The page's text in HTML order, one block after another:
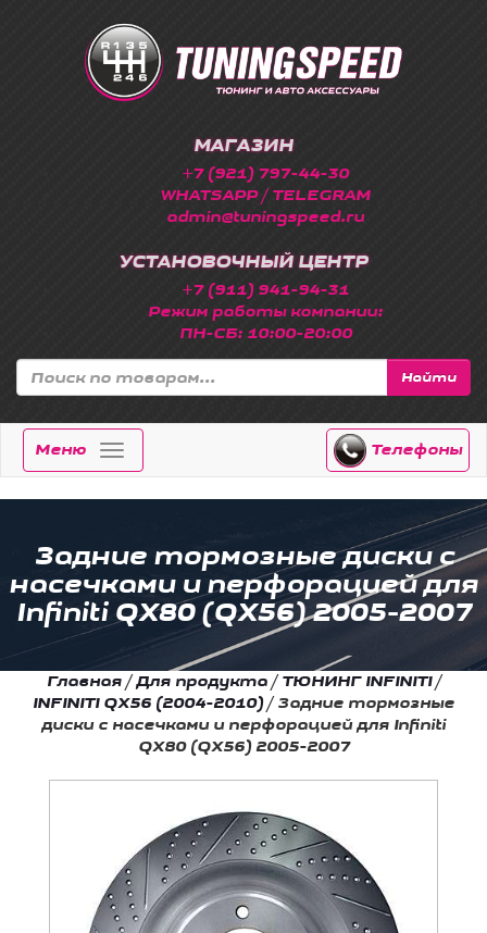
МАГАЗИН
+7 (921) 797-44-30
WHATSAPP / TELEGRAM
admin@tuningspeed.ru
УСТАНОВОЧНЫЙ ЦЕНТР
+7 (911) 941-94-31
Режим работы компании:
ПН-СБ: 10:00-20:00
Найти
Меню Телефоны
Задние тормозные диски с
насечками и перфорацией для
Infiniti QX80 (QX56) 2005-2007
Главная /Для продукта /ТЮНИНГ INFINITI /
INFINITI QX56 (2004-2010) /Задние тормозные
диски с насечками и перфорацией для Infiniti
QX80 (QX56) 2005-2007